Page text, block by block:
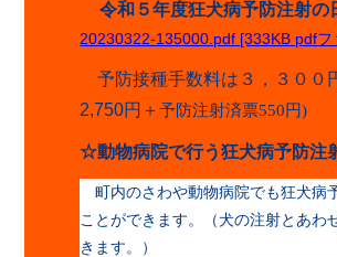
令和５年度狂犬病予防注射の
20230322-135000.pdf [333KB pdfフ
予防接種手数料は３，３００
2,750円＋予防注射済票550円)
☆動物病院で行う狂犬病予防注
町内のさわや動物病院でも狂犬病
ことができます。（犬の注射とあわ
きます。）